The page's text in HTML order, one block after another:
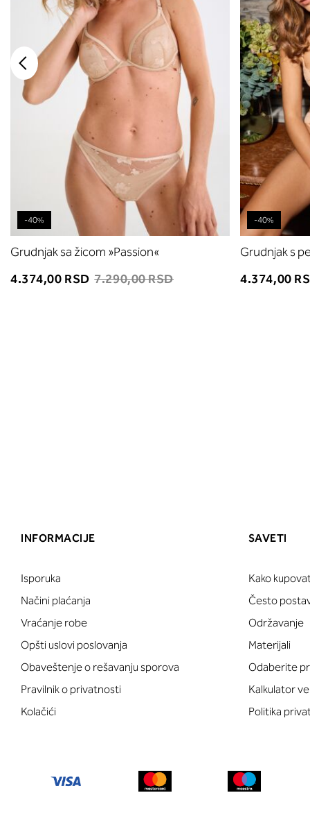
-40%
Grudnjak sa žicom »Passion«
4.374,00 RSD 7.290,00 RSD
-40%
Grudnjak s
4.374,00
INFORMACIJE
Isporuka
Načini plaćanja
Vraćanje robe
Opšti uslovi poslovanja
Obaveštenje o rešavanju sporova
Pravilnik o privatnosti
Kolačići
SAVETI
Kako
Često
Održavanje
Materijali
Odaberite
Kalkulator
Politika